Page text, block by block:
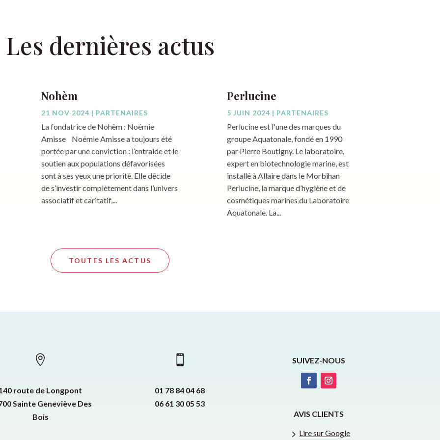
Les dernières actus
Nohèm
21 NOV 2024 | PARTENAIRES
La fondatrice de Nohèm : Noémie
Amisse Noémie Amisse a toujours été
portée par une conviction : l’entraide et le
soutien aux populations défavorisées
sont à ses yeux une priorité. Elle décide
de s’investir complètement dans l’univers
associatif et caritatif,...
Perlucine
5 JUIN 2024 | PARTENAIRES
Perlucine est l'une des marques du
groupe Aquatonale, fondé en 1990
par Pierre Boutigny. Le laboratoire,
expert en biotechnologie marine, est
installé à Allaire dans le Morbihan
Perlucine, la marque d’hygiène et de
cosmétiques marines du Laboratoire
Aquatonale. La...
TOUTES LES ACTUS

route de Longpont
Sainte Geneviève Des
Bois

01 78 84 04 68
06 61 30 05 53
SUIVEZ-NOUS
AVIS CLIENTS
5Lire sur Google